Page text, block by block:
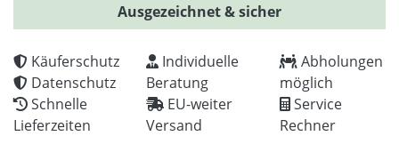
Ausgezeichnet & sicher
Käuferschutz
Datenschutz
Schnelle
Lieferzeiten
Individuelle
Beratung
EU-weiter
Versand
Abholungen
möglich
Service
Rechner